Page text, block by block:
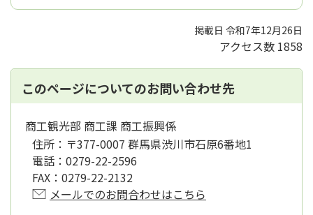
掲載日 令和7年12月26日
アクセス数 1858
このページについてのお問い合わせ先
商工観光部 商工課 商工振興係
住所： 〒377-0007 群馬県渋川市石原6番地1
電話： 0279-22-2596
FAX： 0279-22-2132
メールでのお問合わせはこちら